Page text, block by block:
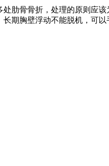
肋骨骨折，处理的原则应
长期胸壁浮动不能脱机，可